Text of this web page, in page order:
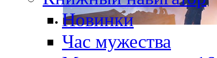
Новинки
Час мужества